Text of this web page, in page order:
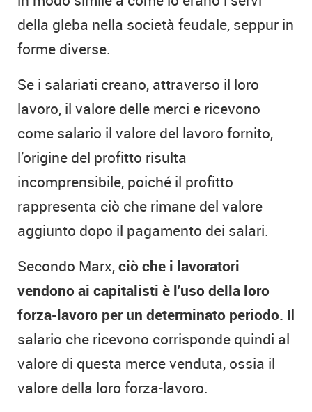
della gleba nella società feudale, seppur in
forme diverse.
Se i salariati creano, attraverso il loro
lavoro, il valore delle merci e ricevono
come salario il valore del lavoro fornito,
l’origine del profitto risulta
incomprensibile, poiché il profitto
rappresenta ciò che rimane del valore
aggiunto dopo il pagamento dei salari.
Secondo Marx,ciò che i lavoratori
vendono ai capitalisti è l’uso della loro
forza-lavoro per un determinato periodo. Il
salario che ricevono corrisponde quindi al
valore di questa merce venduta, ossia il
valore della loro forza-lavoro.